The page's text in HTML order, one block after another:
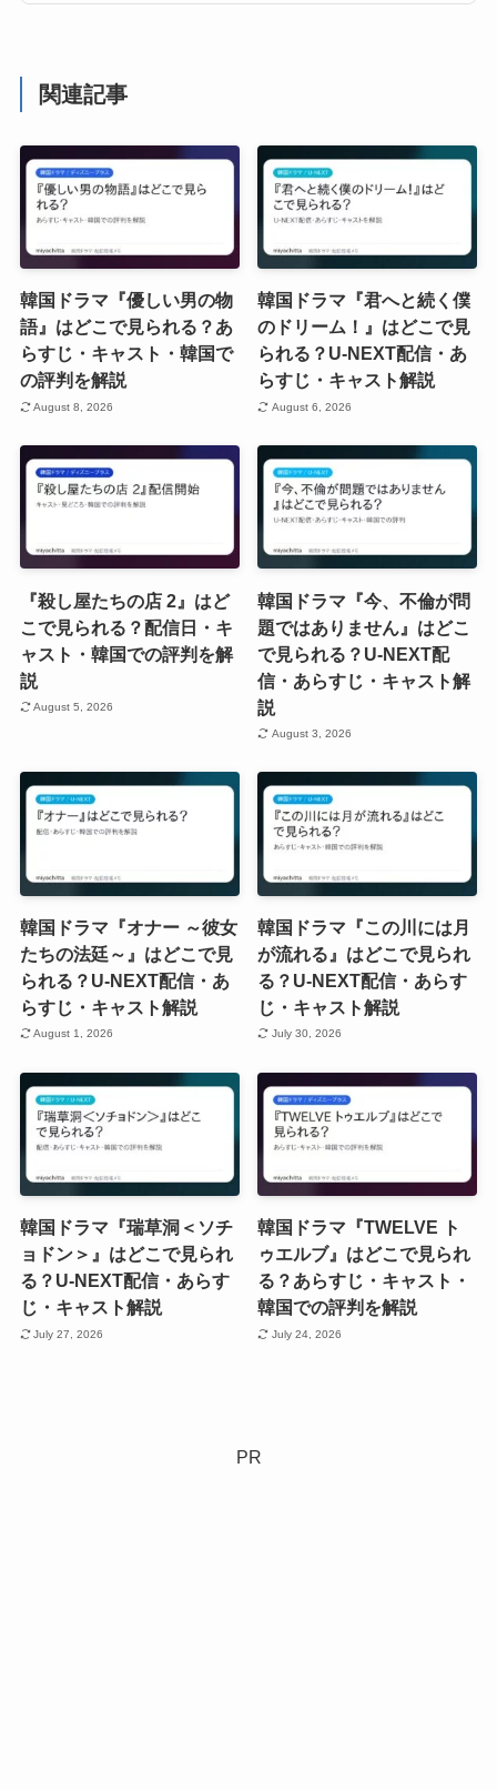
関連記事
韓国ドラマ『優しい男の物
語』はどこで見られる？あ
らすじ・キャスト・韓国で
の評判を解説
August 8, 2026
韓国ドラマ『君へと続く僕
のドリーム！』はどこで見
られる？U-NEXT配信・あ
らすじ・キャスト解説
August 6, 2026
『殺し屋たちの店 2』はど
こで見られる？配信日・キ
ャスト・韓国での評判を解
説
August 5, 2026
韓国ドラマ『今、不倫が問
題ではありません』はどこ
で見られる？U-NEXT配
信・あらすじ・キャスト解
説
August 3, 2026
韓国ドラマ『オナー ～彼女
たちの法廷～』はどこで見
られる？U-NEXT配信・あ
らすじ・キャスト解説
August 1, 2026
韓国ドラマ『この川には月
が流れる』はどこで見られ
る？U-NEXT配信・あらす
じ・キャスト解説
July 30, 2026
韓国ドラマ『瑞草洞＜ソチ
ョドン＞』はどこで見られ
る？U-NEXT配信・あらす
じ・キャスト解説
July 27, 2026
韓国ドラマ『TWELVE ト
ゥエルブ』はどこで見られ
る？あらすじ・キャスト・
韓国での評判を解説
July 24, 2026
PR